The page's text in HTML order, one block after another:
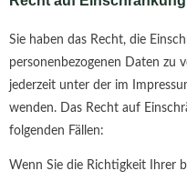
Sie haben das Recht, die
personenbezogenen Daten zu
jederzeit unter der im
wenden. Das Recht auf
folgenden Fällen:
Wenn Sie die Richtigkeit Ihrer